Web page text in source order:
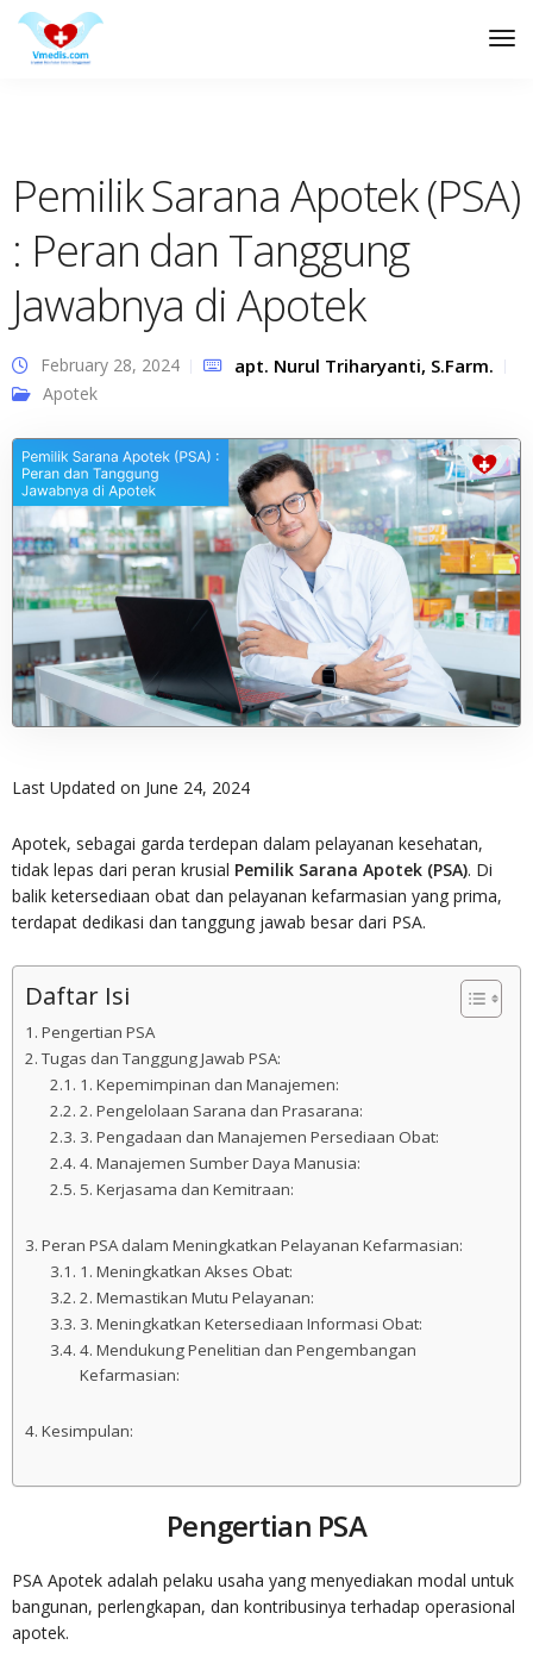
Pemilik Sarana Apotek (PSA)
: Peran dan Tanggung
Jawabnya di Apotek
February 28, 2024 apt. Nurul Triharyanti, S.Farm.
Apotek
Last Updated on June 24, 2024
Apotek, sebagai garda terdepan dalam pelayanan kesehatan,
tidak lepas dari peran krusial Pemilik Sarana Apotek (PSA). Di
balik ketersediaan obat dan pelayanan kefarmasian yang prima,
terdapat dedikasi dan tanggung jawab besar dari PSA.
Daftar Isi
Pengertian PSA
Tugas dan Tanggung Jawab PSA:
1. Kepemimpinan dan Manajemen:
2. Pengelolaan Sarana dan Prasarana:
3. Pengadaan dan Manajemen Persediaan Obat:
4. Manajemen Sumber Daya Manusia:
5. Kerjasama dan Kemitraan:
Peran PSA dalam Meningkatkan Pelayanan Kefarmasian:
1. Meningkatkan Akses Obat:
2. Memastikan Mutu Pelayanan:
3. Meningkatkan Ketersediaan Informasi Obat:
4. Mendukung Penelitian dan Pengembangan
Kefarmasian:
Kesimpulan:
Pengertian PSA
PSA Apotek adalah pelaku usaha yang menyediakan modal untuk
bangunan, perlengkapan, dan kontribusinya terhadap operasional
apotek.